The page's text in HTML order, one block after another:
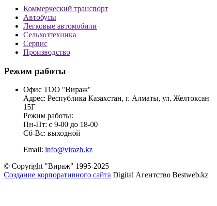
Коммерческий транспорт
Автобусы
Легковые автомобили
Сельхозтехника
Сервис
Производство
Режим работы
Офис ТОО "Вираж"
Адрес: Республика Казахстан, г. Алматы, ул. Желтоксан
15Г
Режим работы:
Пн-Пт: с 9-00 до 18-00
Сб-Вс: выходной
Email: info@virazh.kz
© Copyright "Вираж" 1995-2025
Создание корпоративного сайта Digital Агентство Bestweb.kz